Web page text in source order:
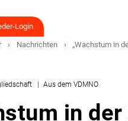
Login
Nachrichten „Wachstum in
Aus dem VDMNO
in